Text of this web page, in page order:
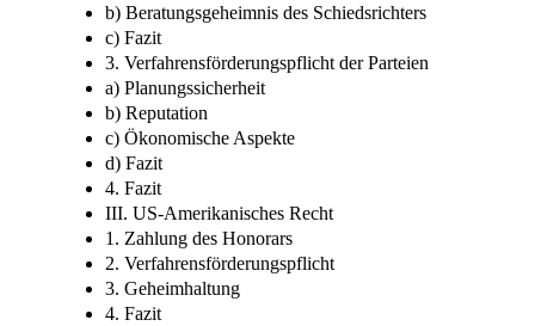
b) Beratungsgeheimnis des Schiedsrichters
c) Fazit
3. Verfahrensförderungspflicht der Parteien
a) Planungssicherheit
b) Reputation
c) Ökonomische Aspekte
d) Fazit
4. Fazit
III. US-Amerikanisches Recht
1. Zahlung des Honorars
2. Verfahrensförderungspflicht
3. Geheimhaltung
4. Fazit